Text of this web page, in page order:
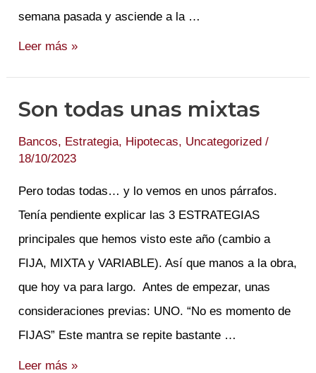
semana pasada y asciende a la …
Nuevo
doblones
y
de
cojo…
es)
Leer más »
Son todas unas mixtas
Bancos, Estrategia, Hipotecas, Uncategorized /
18/10/2023
Pero todas todas… y lo vemos en unos párrafos.
Tenía pendiente explicar las 3 ESTRATEGIAS
principales que hemos visto este año (cambio a
FIJA, MIXTA y VARIABLE). Así que manos a la obra,
que hoy va para largo. Antes de empezar, unas
consideraciones previas: UNO. “No es momento de
FIJAS” Este mantra se repite bastante …
Son
Leer más »